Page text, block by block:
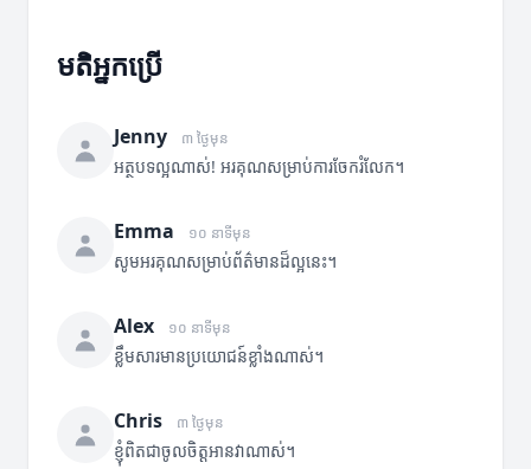
មតិអ្នកប្រើ
Jenny ៣ ថ្ងៃមុន
អត្ថបទល្អណាស់! អរគុណសម្រាប់ការចែករំលែក។
Emma ១០ នាទីមុន
សូមអរគុណសម្រាប់ព័ត៌មានដ៏ល្អនេះ។
Alex ១០ នាទីមុន
ខ្លឹមសារមានប្រយោជន៍ខ្លាំងណាស់។
Chris ៣ ថ្ងៃមុន
ខ្ញុំពិតជាចូលចិត្តអានវាណាស់។